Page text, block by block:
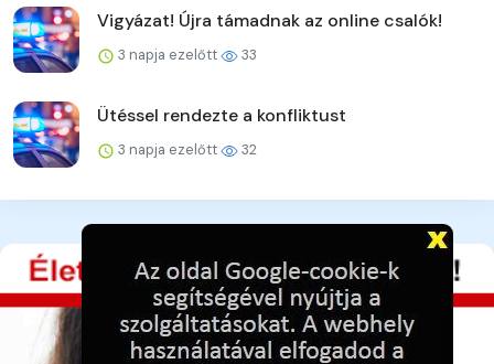
Vigyázat! Újra támadnak az online csalók!
3 napja ezelőtt 33
Ütéssel rendezte a konfliktust
3 napja ezelőtt 32